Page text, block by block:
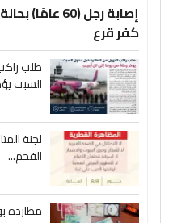
إصابة رجل
كفر قرع
طلب
السبت
لجنة
الفحم...
مطاردة